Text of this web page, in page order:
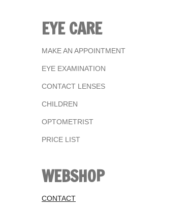
EYE CARE
MAKE AN APPOINTMENT
EYE EXAMINATION
CONTACT LENSES
CHILDREN
OPTOMETRIST
PRICE LIST
WEBSHOP
CONTACT